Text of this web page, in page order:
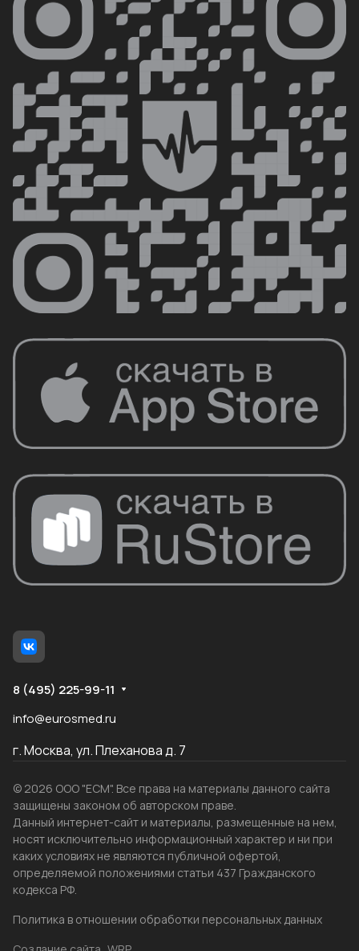
8 (495) 225-99-11
info@eurosmed.ru
г. Москва, ул. Плеханова д. 7
© 2026 ООО "ЕСМ". Все права на материалы данного сайта
защищены законом об авторском праве.
Данный интернет-сайт и материалы, размещенные на нем,
носят исключительно информационный характер и ни при
каких условиях не являются публичной офертой,
определяемой положениями статьи 437 Гражданского
кодекса РФ.
Политика в отношении обработки персональных данных